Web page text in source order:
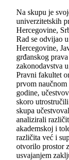
Na skupu je
univerzitetskih
Hercegovine,
Rad se odvijao
Hercegovine,
grđanskog
zakonodavstva
Pravni fakultet
prvom
godine,
skoro
skupa
analizirali
akademskoj i
različita već i
otvorilo prostor
usvajanjem